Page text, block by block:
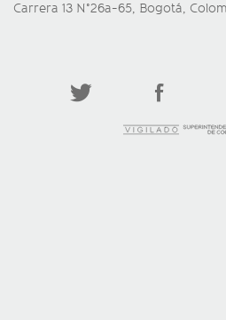
Carrera 13 N°26a-65, Bogotá,